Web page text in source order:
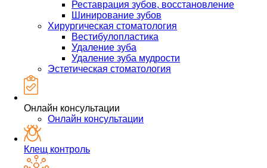
Реставрация зубов, восстановление
Шинирование зубов
Хирургическая стоматология
Вестибулопластика
Удаление зуба
Удаление зуба мудрости
Эстетическая стоматология
Онлайн консультации
Онлайн консультации
Клещ контроль